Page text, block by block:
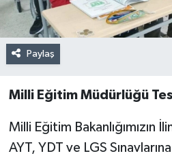
Paylaş
Milli Eğitim Müdürlüğü
Milli Eğitim Bakanlığımızın
AYT, YDT ve LGS